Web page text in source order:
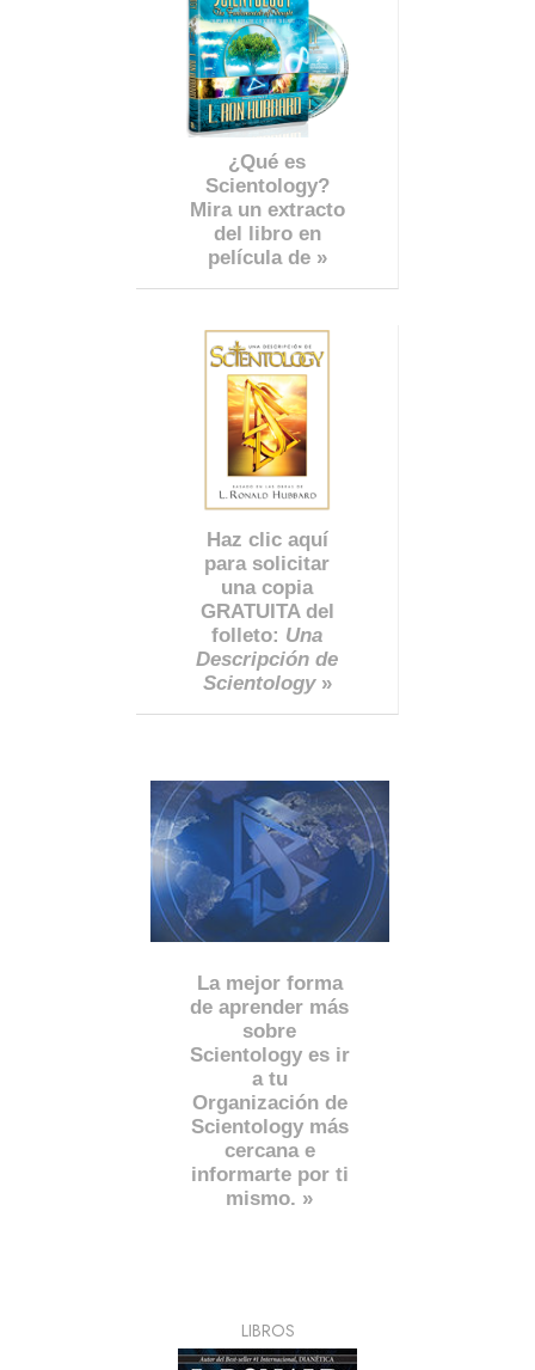
¿Qué es
Scientology?
Mira un extracto
del libro en
película de »
Haz clic aquí
para solicitar
una copia
GRATUITA del
folleto: Una
Descripción de
Scientology»
La mejor forma
de aprender más
sobre
Scientology es ir
a tu
Organización de
Scientology más
cercana e
informarte por ti
mismo. »
LIBROS